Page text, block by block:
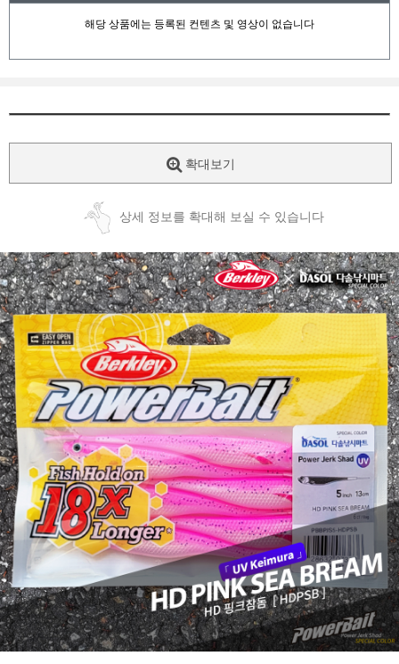
확대보기
상세 정보를 확대해 보실 수 있습니다